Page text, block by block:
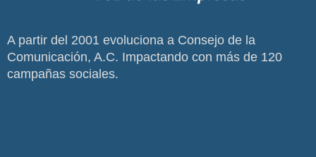
A partir del 2001 evoluciona a Consejo de la
Comunicación, A.C. Impactando con más de 120
campañas sociales.